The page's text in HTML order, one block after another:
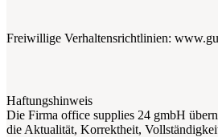
Freiwillige Verhaltensrichtlinien:
Haftungshinweis
Die Firma office supplies 24 gmbH
die Aktualität, Korrektheit,